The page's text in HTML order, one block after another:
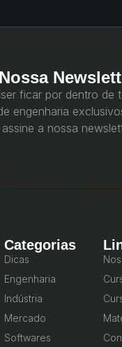
ficar por dentro de
engenharia
a nossa
Categorias
Dicas
Engenharia
Indústria
Mercado
Softwares